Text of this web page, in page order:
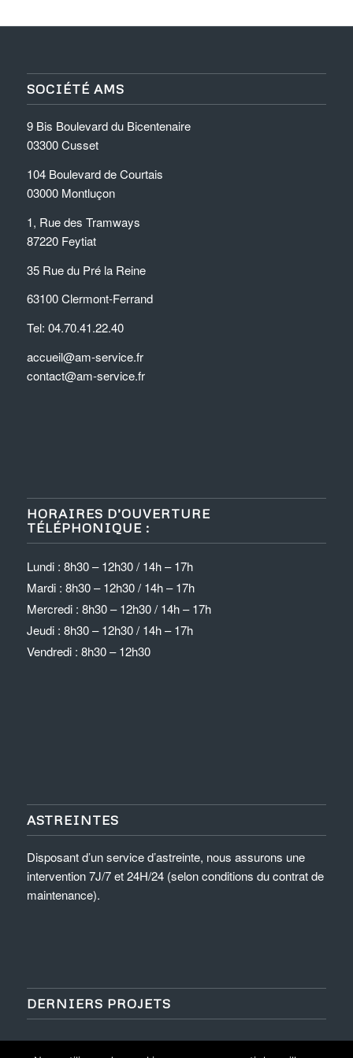
SOCIÉTÉ AMS
9 Bis Boulevard du Bicentenaire
03300 Cusset
104 Boulevard de Courtais
03000 Montluçon
1, Rue des Tramways
87220 Feytiat
35 Rue du Pré la Reine
63100 Clermont-Ferrand
Tel: 04.70.41.22.40
accueil@am-service.fr
contact@am-service.fr
HORAIRES D’OUVERTURE
TÉLÉPHONIQUE :
Lundi : 8h30 – 12h30 / 14h – 17h
Mardi : 8h30 – 12h30 / 14h – 17h
Mercredi : 8h30 – 12h30 / 14h – 17h
Jeudi : 8h30 – 12h30 / 14h – 17h
Vendredi : 8h30 – 12h30
ASTREINTES
Disposant d’un service d’astreinte, nous assurons une
intervention 7J/7 et 24H/24 (selon conditions du contrat de
maintenance).
DERNIERS PROJETS